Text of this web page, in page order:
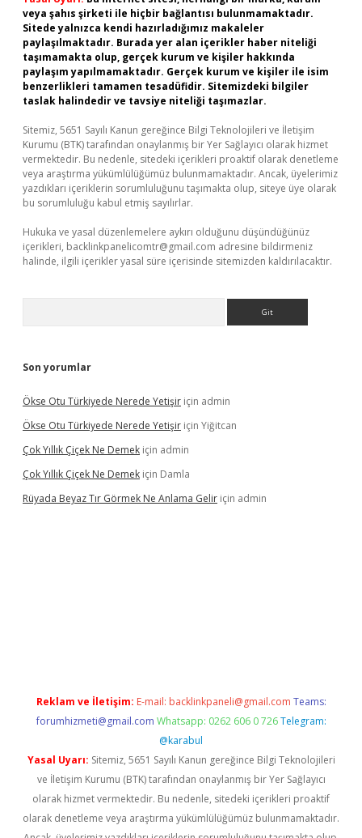
veya şahıs şirketi ile hiçbir bağlantısı bulunmamaktadır.
Sitede yalnızca kendi hazırladığımız makaleler
paylaşılmaktadır. Burada yer alan içerikler haber niteliği
taşımamakta olup, gerçek kurum ve kişiler hakkında
paylaşım yapılmamaktadır. Gerçek kurum ve kişiler ile isim
benzerlikleri tamamen tesadüfidir. Sitemizdeki bilgiler
taslak halindedir ve tavsiye niteliği taşımazlar.
Sitemiz, 5651 Sayılı Kanun gereğince Bilgi Teknolojileri ve İletişim
Kurumu (BTK) tarafından onaylanmış bir Yer Sağlayıcı olarak hizmet
vermektedir. Bu nedenle, sitedeki içerikleri proaktif olarak denetleme
veya araştırma yükümlülüğümüz bulunmamaktadır. Ancak, üyelerimiz
yazdıkları içeriklerin sorumluluğunu taşımakta olup, siteye üye olarak
bu sorumluluğu kabul etmiş sayılırlar.
Hukuka ve yasal düzenlemelere aykırı olduğunu düşündüğünüz
içerikleri, backlinkpanelicomtr@gmail.com adresine bildirmeniz
halinde, ilgili içerikler yasal süre içerisinde sitemizden kaldırılacaktır.
Son yorumlar
Ökse Otu Türkiyede Nerede Yetişir için admin
Ökse Otu Türkiyede Nerede Yetişir için Yiğitcan
Çok Yıllık Çiçek Ne Demek için admin
Çok Yıllık Çiçek Ne Demek için Damla
Rüyada Beyaz Tır Görmek Ne Anlama Gelir için admin
Reklam ve İletişim: E-mail: backlinkpaneli@gmail.com Teams:
forumhizmeti@gmail.com Whatsapp: 0262 606 0 726 Telegram:
@karabul
Yasal Uyarı: Sitemiz, 5651 Sayılı Kanun gereğince Bilgi Teknolojileri
ve İletişim Kurumu (BTK) tarafından onaylanmış bir Yer Sağlayıcı
olarak hizmet vermektedir. Bu nedenle, sitedeki içerikleri proaktif
olarak denetleme veya araştırma yükümlülüğümüz bulunmamaktadır.